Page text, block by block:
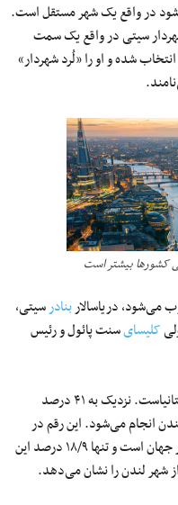
در واقع یک شهر مستقل است.
سیتی در واقع یک سمت
شده و او را «لُرد شهردار»
کشورها بیشتر است
می‌شود، دریاسالاربنادرسیتی،
کلیسایسنت پائول و رئیس
این شهر کوچک و مرکزی لندن، قلب مالی بریتانیاست. نزدیک به ۴۱ درصد
انجام می‌شود. این رقم در
مقایسه با ایالات متحده آمریکا که دومین بازار جهان است و تنها ۱۸/۹ درصد این
شهر لندن را نشان می‌دهد.